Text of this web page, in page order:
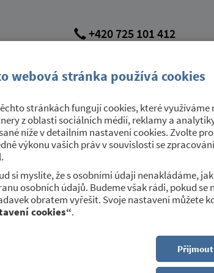
webová stránka používá cookies
stránkách fungují cookies, které
z oblasti sociálních médií, reklamy a
níže v detailním nastavení cookies. Zvolte
výkonu vašich práv v souvislosti se
si myslíte, že s osobními údaji nenakládáme,
osobních údajů. Budeme však rádi, pokud
obratem vyřešit. Svoje nastavení můžete
cookies“.
+420 725 101 412
Úřední deska
Mateřské